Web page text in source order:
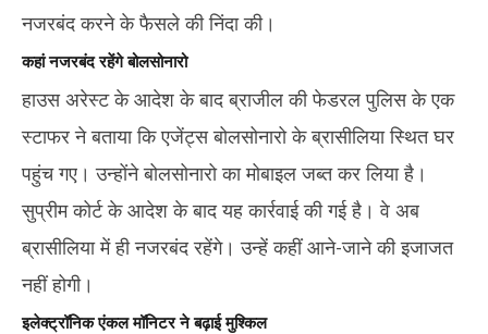
नजरबंद करने के फैसले की निंदा की।
कहां नजरबंद रहेंगे बोलसोनारो
हाउस अरेस्ट के आदेश के बाद ब्राजील की फेडरल पुलिस के एक
स्टाफर ने बताया कि एजेंट्स बोलसोनारो के ब्रासीलिया स्थित घर
पहुंच गए। उन्होंने बोलसोनारो का मोबाइल जब्त कर लिया है।
सुप्रीम कोर्ट के आदेश के बाद यह कार्रवाई की गई है। वे अब
ब्रासीलिया में ही नजरबंद रहेंगे। उन्हें कहीं आने-जाने की इजाजत
नहीं होगी।
इलेक्ट्रॉनिक एंकल मॉनिटर ने बढ़ाई मुश्किल